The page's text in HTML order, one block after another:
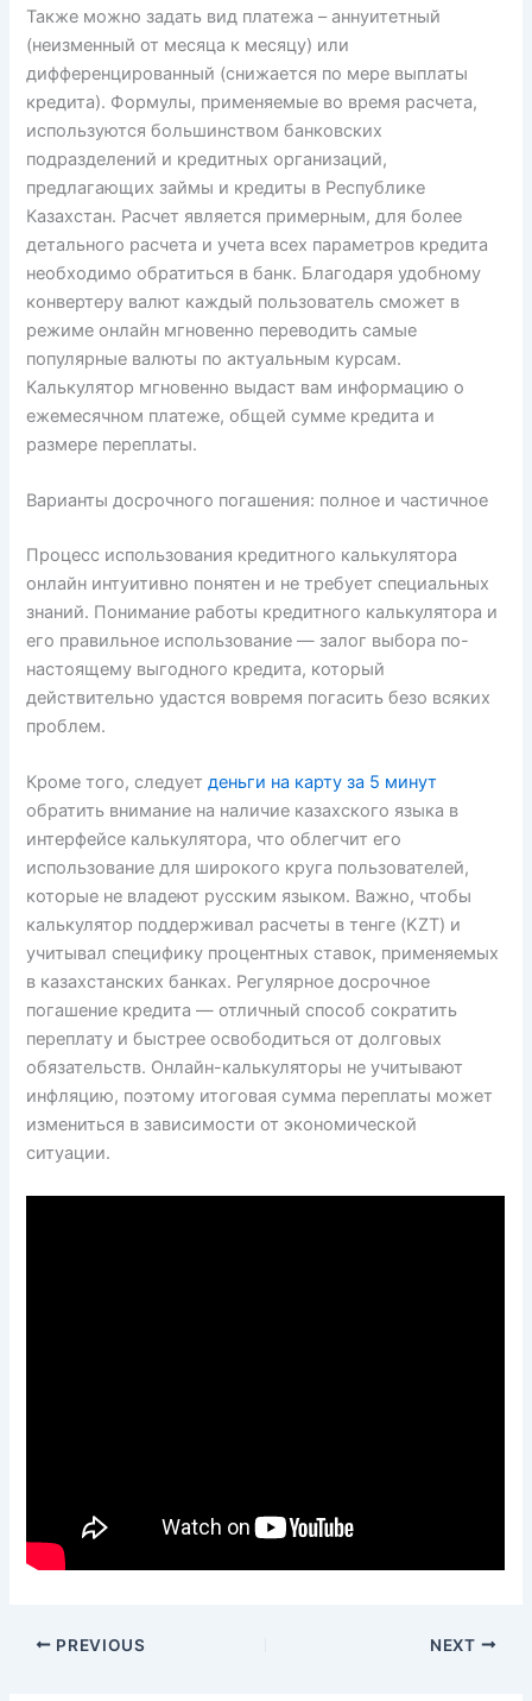
Также можно задать вид платежа – аннуитетный
(неизменный от месяца к месяцу) или
дифференцированный (снижается по мере выплаты
кредита). Формулы, применяемые во время расчета,
используются большинством банковских
подразделений и кредитных организаций,
предлагающих займы и кредиты в Республике
Казахстан. Расчет является примерным, для более
детального расчета и учета всех параметров кредита
необходимо обратиться в банк. Благодаря удобному
конвертеру валют каждый пользователь сможет в
режиме онлайн мгновенно переводить самые
популярные валюты по актуальным курсам.
Калькулятор мгновенно выдаст вам информацию о
ежемесячном платеже, общей сумме кредита и
размере переплаты.
Варианты досрочного погашения: полное и частичное
Процесс использования кредитного калькулятора
онлайн интуитивно понятен и не требует специальных
знаний. Понимание работы кредитного калькулятора и
его правильное использование — залог выбора по-
настоящему выгодного кредита, который
действительно удастся вовремя погасить безо всяких
проблем.
Кроме того, следуетденьги на карту за 5 минут
обратить внимание на наличие казахского языка в
интерфейсе калькулятора, что облегчит его
использование для широкого круга пользователей,
которые не владеют русским языком. Важно, чтобы
калькулятор поддерживал расчеты в тенге (KZT) и
учитывал специфику процентных ставок, применяемых
в казахстанских банках. Регулярное досрочное
погашение кредита — отличный способ сократить
переплату и быстрее освободиться от долговых
обязательств. Онлайн-калькуляторы не учитывают
инфляцию, поэтому итоговая сумма переплаты может
измениться в зависимости от экономической
ситуации.
PREVIOUS NEXT